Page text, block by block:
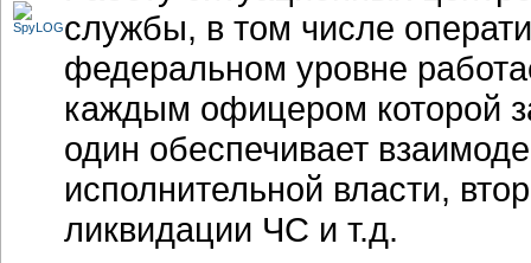
службы, в том числе
федеральном уровне
каждым офицером которой
один обеспечивает
исполнительной власти,
ликвидации ЧС и т.д.